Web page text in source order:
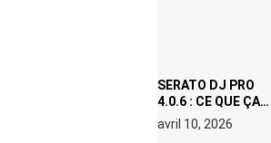
SERATO DJ PRO
4.0.6 : CE QUE ÇA
CHANGE, MÊME SI
VOUS N’ÊTES NI
avril 10, 2026